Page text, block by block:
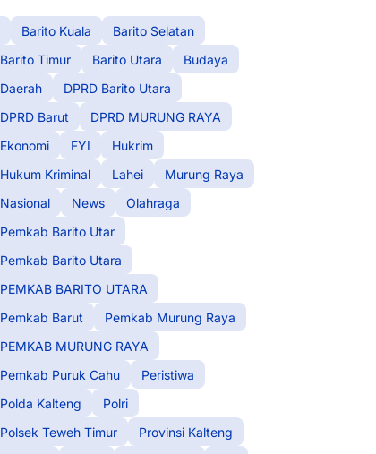
Barito Kuala
Barito Selatan
Barito Timur
Barito Utara
Budaya
Daerah
DPRD Barito Utara
DPRD Barut
DPRD MURUNG RAYA
Ekonomi
FYI
Hukrim
Hukum Kriminal
Lahei
Murung Raya
Nasional
News
Olahraga
Pemkab Barito Utar
Pemkab Barito Utara
PEMKAB BARITO UTARA
Pemkab Barut
Pemkab Murung Raya
PEMKAB MURUNG RAYA
Pemkab Puruk Cahu
Peristiwa
Polda Kalteng
Polri
Polsek Teweh Timur
Provinsi Kalteng